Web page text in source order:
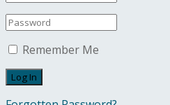
Remember Me